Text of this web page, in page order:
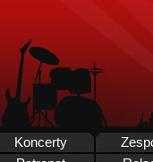
Koncerty